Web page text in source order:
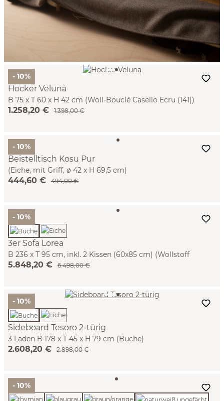
- 10%
Hocker Veluna
B 75 x T 60 x H 42 cm (Woll-Bouclé Casello Ecru (141))
1.258,20 € 1.398,00 €
- 10%
Beistelltisch Kosu Pur
(Eiche, mit Griff, ø 42 x H 69,5 cm)
444,60 € 494,00 €
- 10%
3er Sofa Lorea
B 236 x T 95 cm, inkl. 2 Kissen (60x85 cm) (Wollstoff
Elverum haselnuss, Buche)
5.848,20 € 6.498,00 €
- 10%
Sideboard Tesoro 2-türig
3 Laden B 178 x T 45 x H 79 cm (Buche)
2.608,20 € 2.898,00 €
- 10%